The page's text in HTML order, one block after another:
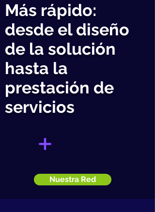
Más rápido:
desde el diseño
de la solución
hasta la
prestación de
servicios
Nuestra Red